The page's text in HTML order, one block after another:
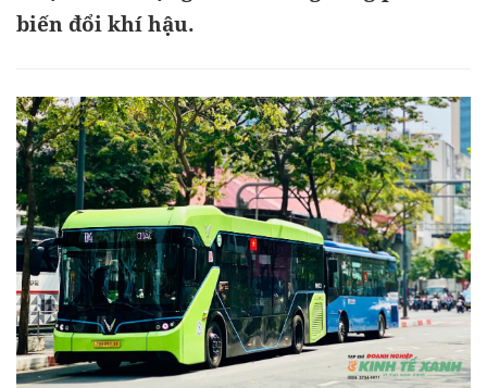
biến đổi khí hậu.